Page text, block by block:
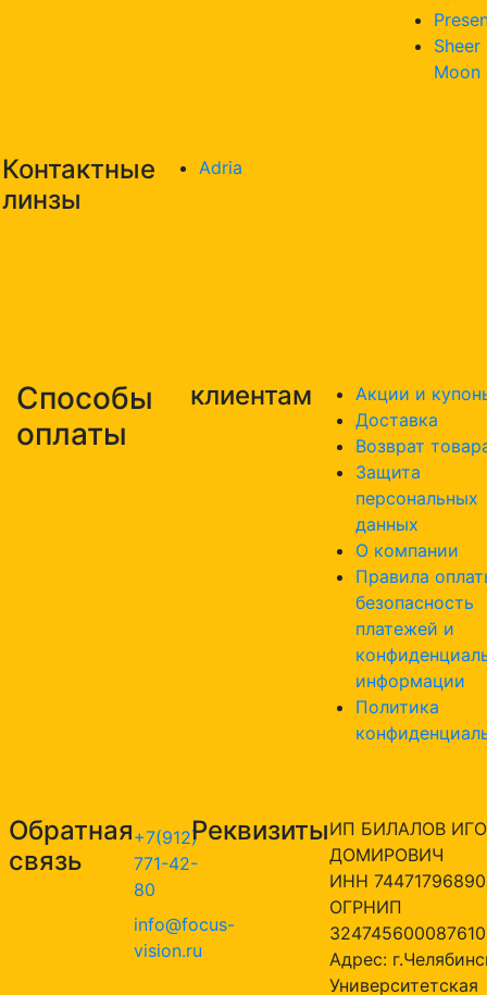
Sheer
Moon
Контактные
линзы
Adria
Способы
оплаты
клиентам
Акции и
Доставка
Возврат
Защита
персональных
данных
О компании
Правила
безопасность
платежей и
информации
Политика
Обратная
связь
+7(912)
771-42-
80
info@focus-
vision.ru
РеквизитыИП БИЛАЛОВ
ДОМИРОВИЧ
ИНН
ОГРНИП
324745600087610
Адрес:
Университетская